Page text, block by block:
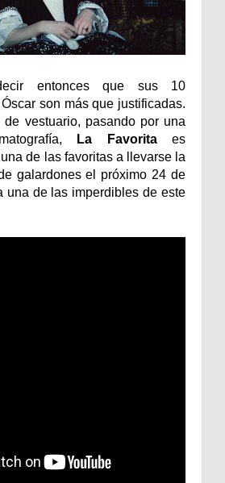
entonces que sus 10
son más que justificadas.
vestuario, pasando por una
La Favoritaes
de las favoritas a llevarse la
galardones el próximo 24 de
una de las imperdibles de este